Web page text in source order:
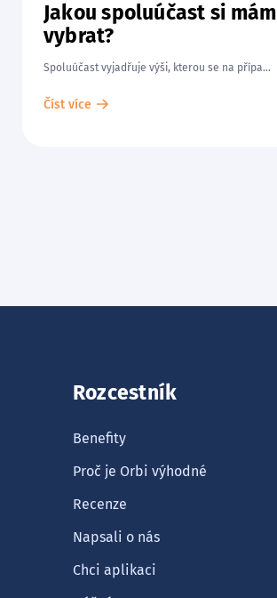
Jakou spoluúčast si mám
vybrat?
Spoluúčast vyjadřuje výši, kterou se na přípa...
Číst více
Rozcestník
Benefity
Proč je Orbi výhodné
Recenze
Napsali o nás
Chci aplikaci